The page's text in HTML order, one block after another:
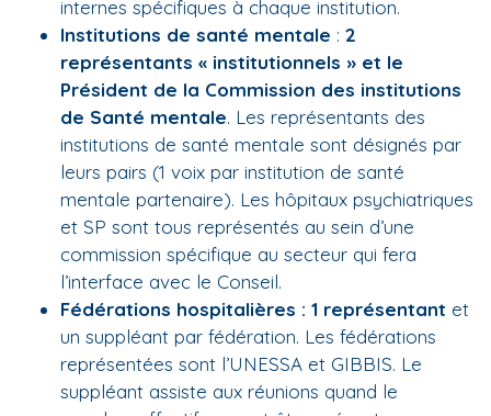
internes spécifiques à chaque institution.
Institutions de santé mentale : 2
représentants « institutionnels » et le
Président de la Commission des institutions
de Santé mentale. Les représentants des
institutions de santé mentale sont désignés par
leurs pairs (1 voix par institution de santé
mentale partenaire). Les hôpitaux psychiatriques
et SP sont tous représentés au sein d’une
commission spécifique au secteur qui fera
l’interface avec le Conseil.
Fédérations hospitalières : 1 représentant et
un suppléant par fédération. Les fédérations
représentées sont l’UNESSA et GIBBIS. Le
suppléant assiste aux réunions quand le